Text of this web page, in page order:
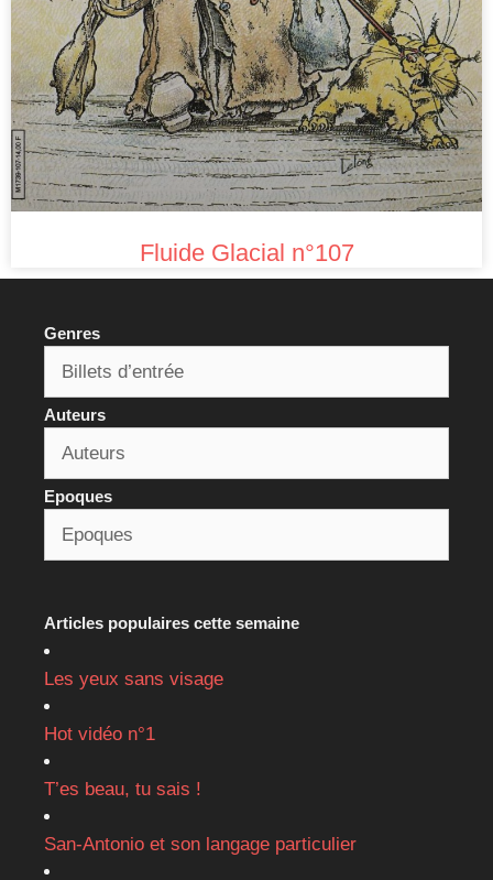
Fluide Glacial n°107
Genres
Auteurs
Epoques
Articles populaires cette semaine
Les yeux sans visage
Hot vidéo n°1
T’es beau, tu sais !
San-Antonio et son langage particulier